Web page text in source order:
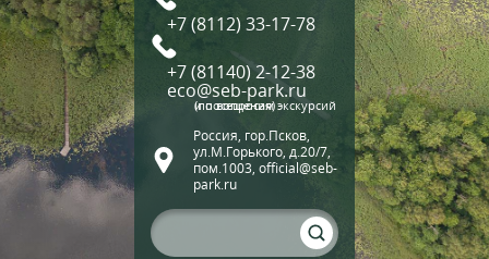
+7 (8112) 33-17-78
+7 (81140) 2-12-38
eco@seb-park.ru
(по вопросам экскурсий и посещения)
Россия, гор.Псков,
ул.М.Горького, д.20/7,
пом.1003, official@seb-
park.ru